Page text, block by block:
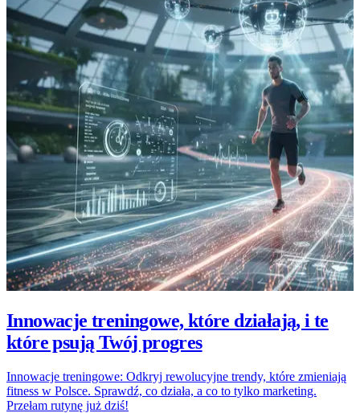
Innowacje treningowe, które działają, i te
które psują Twój progres
Innowacje treningowe: Odkryj rewolucyjne trendy, które zmieniają
fitness w Polsce. Sprawdź, co działa, a co to tylko marketing.
Przełam rutynę już dziś!